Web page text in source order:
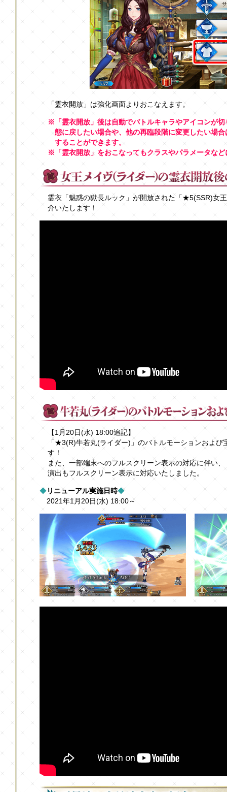
「霊衣開放」は強化画面よりおこなえます。
※「霊衣開放」後は自動でバトルキャラやアイコンが
態に戻したい場合や、他の再臨段階に変更したい場
することができます。
※「霊衣開放」をおこなってもクラスやパラメータな
霊衣「魅惑の獄長ルック」が開放された「★5(SSR)女
介いたします！
【1月20日(水) 18:00追記】
「★3(R)牛若丸(ライダー)」のバトルモーションおよび
す！
また、一部端末へのフルスクリーン表示の対応に伴い
演出もフルスクリーン表示に対応いたしました。
◆リニューアル実施日時◆
2021年1月20日(水) 18:00～